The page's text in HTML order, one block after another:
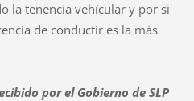
la tenencia vehícular y por si
de conductir es la más
por el Gobierno de SLP